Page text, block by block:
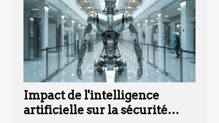
Impact de l'intelligence
artificielle sur la sécurité